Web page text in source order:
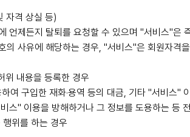
자격 상실 등)
언제든지 탈퇴를 요청할 수 있으며 "서비스"은
의 사유에 해당하는 경우, "서비스"은 회원자격
내용을 등록한 경우
여 구입한 재화·용역 등의 대금, 기타 "서비스"
스" 이용을 방해하거나 그 정보를 도용하는 등
위를 하는 경우